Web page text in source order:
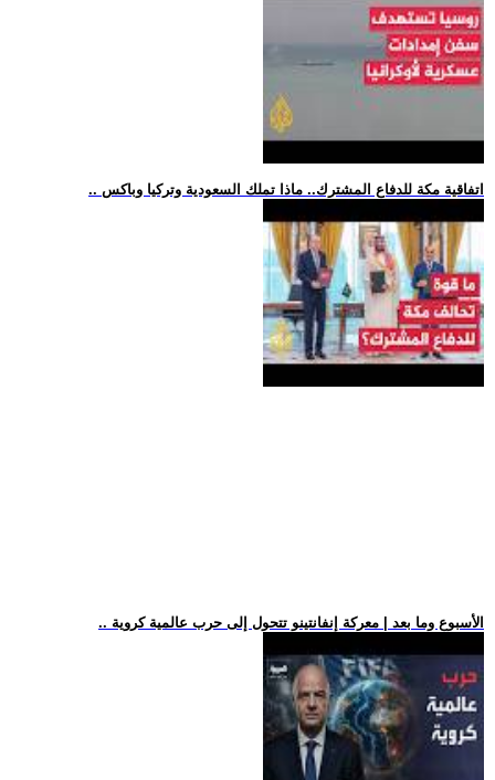
.. اتفاقية مكة للدفاع المشترك.. ماذا تملك السعودية وتركيا وباكس
.. الأسبوع وما بعد | معركة إنفانتينو تتحول إلى حرب عالمية كروية